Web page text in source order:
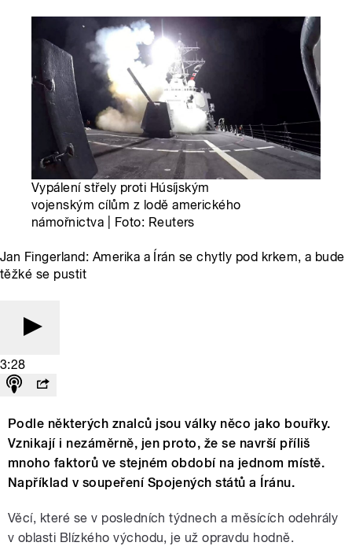
Vypálení střely proti Húsíjským
vojenským cílům z lodě amerického
námořnictva | Foto: Reuters
Jan Fingerland: Amerika a Írán se chytly pod krkem, a bude
těžké se pustit
3:28
Podle některých znalců jsou války něco jako bouřky.
Vznikají i nezáměrně, jen proto, že se navrší příliš
mnoho faktorů ve stejném období na jednom místě.
Například v soupeření Spojených států a Íránu.
Věcí, které se v posledních týdnech a měsících odehrály
v oblasti Blízkého východu, je už opravdu hodně.